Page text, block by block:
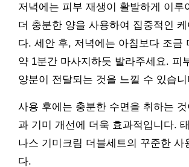
저녁에는 피부 재생이 활발하게 이루
더 충분한 양을 사용하여 집중적인 케
다. 세안 후, 저녁에는 아침보다 조금
약 1분간 마사지하듯 발라주세요. 피
양분이 전달되는 것을 느낄 수 있습니
사용 후에는 충분한 수면을 취하는
과 기미 개선에 더욱 효과적입니다.
나스 기미크림 더블세트의 꾸준한 사
다.